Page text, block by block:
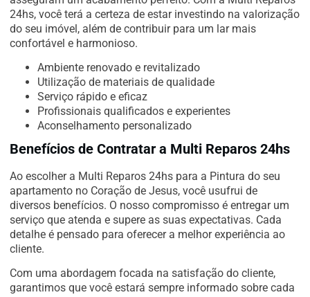
24hs, você terá a certeza de estar investindo na valorização
do seu imóvel, além de contribuir para um lar mais
confortável e harmonioso.
Ambiente renovado e revitalizado
Utilização de materiais de qualidade
Serviço rápido e eficaz
Profissionais qualificados e experientes
Aconselhamento personalizado
Benefícios de Contratar a Multi Reparos 24hs
Ao escolher a Multi Reparos 24hs para a Pintura do seu
apartamento no Coração de Jesus, você usufrui de
diversos benefícios. O nosso compromisso é entregar um
serviço que atenda e supere as suas expectativas. Cada
detalhe é pensado para oferecer a melhor experiência ao
cliente.
Com uma abordagem focada na satisfação do cliente,
garantimos que você estará sempre informado sobre cada